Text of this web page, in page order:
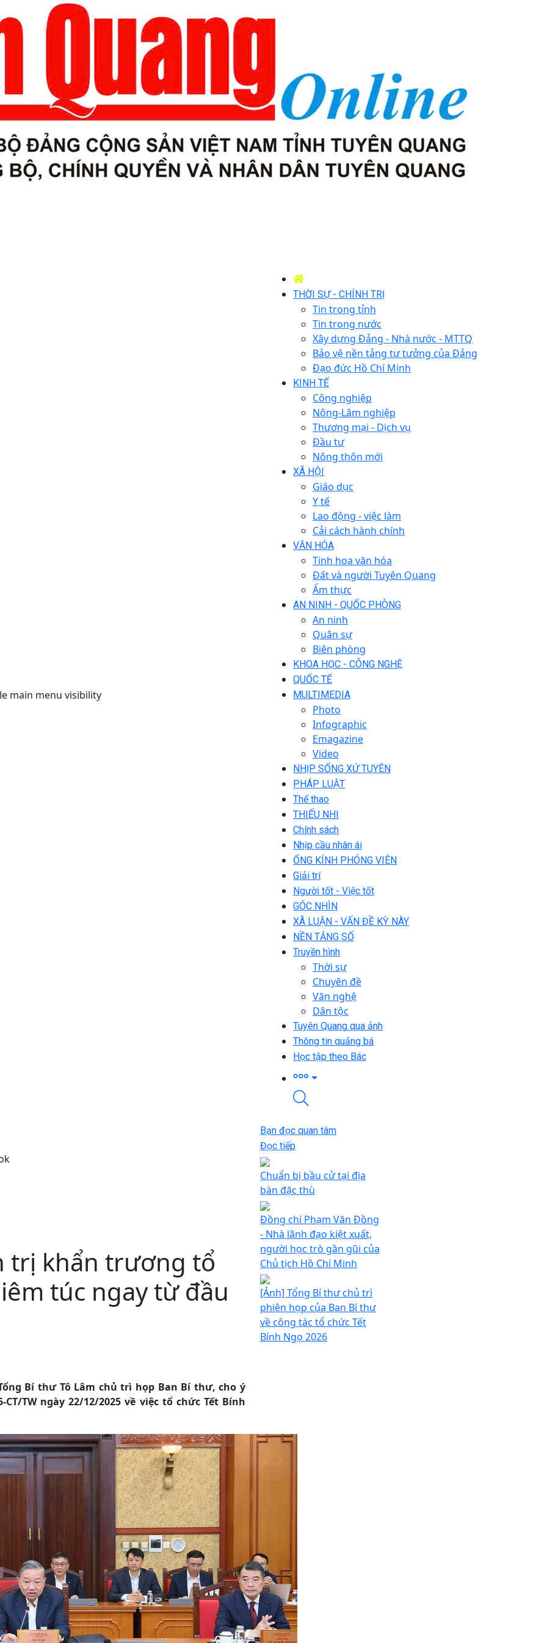
main menu visibility
THỜI SỰ - CHÍNH TRỊ
Tin trong tỉnh
Tin trong nước
Xây dựng Đảng - Nhà nước - MTTQ
Bảo vệ nền tảng tư tưởng của Đảng
Đạo đức Hồ Chí Minh
KINH TẾ
Công nghiệp
Nông-Lâm nghiệp
Thương mại - Dịch vụ
Đầu tư
Nông thôn mới
XÃ HỘI
Giáo dục
Y tế
Lao động - việc làm
Cải cách hành chính
VĂN HÓA
Tinh hoa văn hóa
Đất và người Tuyên Quang
Ẩm thực
AN NINH - QUỐC PHÒNG
An ninh
Quân sự
Biên phòng
KHOA HỌC - CÔNG NGHỆ
QUỐC TẾ
MULTIMEDIA
Photo
Infographic
Emagazine
Video
NHỊP SỐNG XỨ TUYÊN
PHÁP LUẬT
Thể thao
THIẾU NHI
Chính sách
Nhịp cầu nhân ái
ỐNG KÍNH PHÓNG VIÊN
Giải trí
Người tốt - Việc tốt
GÓC NHÌN
XÃ LUẬN - VẤN ĐỀ KỲ NÀY
NỀN TẢNG SỐ
Truyền hình
Thời sự
Chuyên đề
Văn nghệ
Dân tộc
Tuyên Quang qua ảnh
Thông tin quảng bá
Học tập theo Bác
trị khẩn trương tổ
túc ngay từ đầu
Bí thư Tô Lâm chủ trì họp Ban Bí thư, cho ý
TW ngày 22/12/2025 về việc tổ chức Tết Bính
Bạn đọc quan tâm
Đọc tiếp
Chuẩn bị bầu cử tại địa
bàn đặc thù
Đồng chí Phạm Văn Đồng
- Nhà lãnh đạo kiệt xuất,
người học trò gần gũi của
Chủ tịch Hồ Chí Minh
[Ảnh] Tổng Bí thư chủ trì
phiên họp của Ban Bí thư
về công tác tổ chức Tết
Bính Ngọ 2026